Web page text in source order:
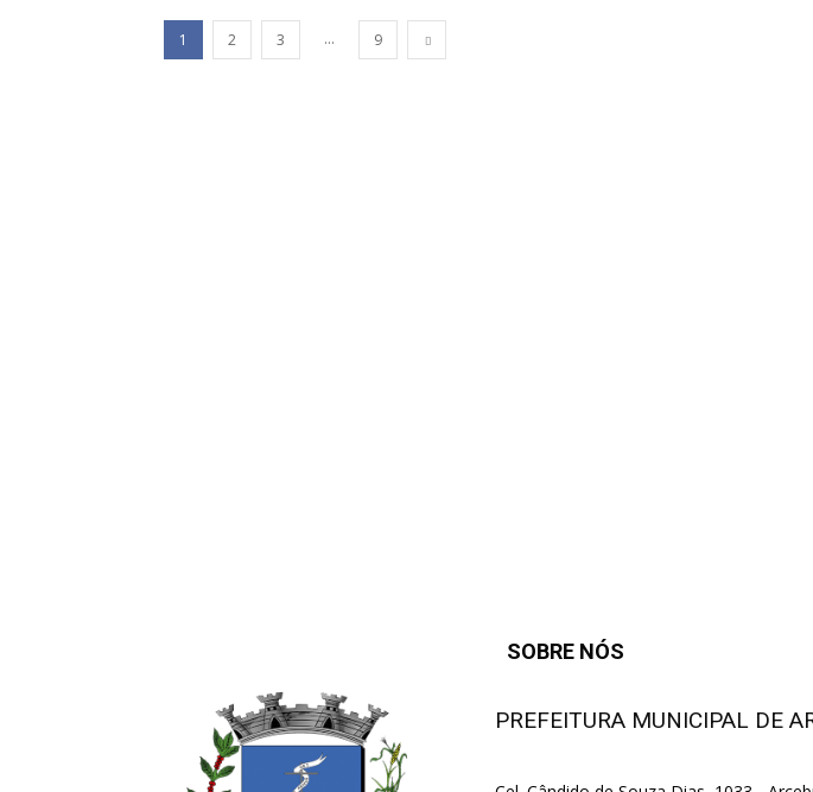
1 2 3 ... 9
SOBRE NÓS
PREFEITURA MUNICIPAL DE